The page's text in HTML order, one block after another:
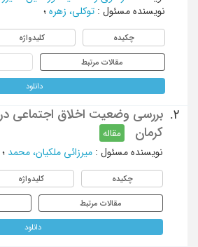
نویسنده مسئول : توکلی، زهره ؛
چکیده کلیدواژه
مقالات مرتبط
دانلود
2.
بررسی وضعیت اخلاق اجتماعی
کرمان
مقاله
نویسنده مسئول : میرزائی ملکیان، محمد ؛
چکیده کلیدواژه
مقالات مرتبط
دانلود